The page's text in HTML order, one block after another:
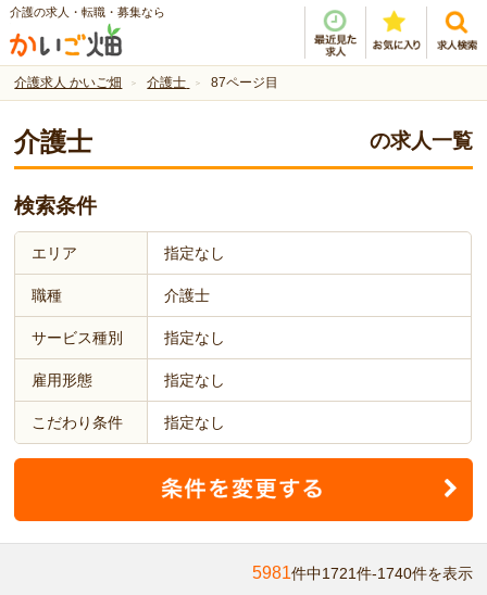
介護の求人・転職・募集なら
介護求人 かいご畑 介護士 87ページ目
介護士 の求人一覧
検索条件
エリア 指定なし
職種 介護士
サービス種別 指定なし
雇用形態 指定なし
こだわり条件 指定なし
5981件中1721件-1740件を表示